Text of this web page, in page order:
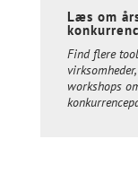
Læs om
Find flere
workshops